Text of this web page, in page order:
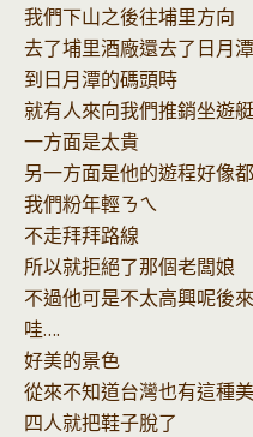
我們下山之後往埔里方向
去了埔里酒廠還去了日月潭
到日月潭的碼頭時
就有人來向我們推銷坐遊艇
一方面是太貴
另一方面是他的遊程好像
我們粉年輕ㄋㄟ
不走拜拜路線
所以就拒絕了那個老闆娘
不過他可是不太高興呢後
哇….
好美的景色
從來不知道台灣也有這種
四人就把鞋子脫了